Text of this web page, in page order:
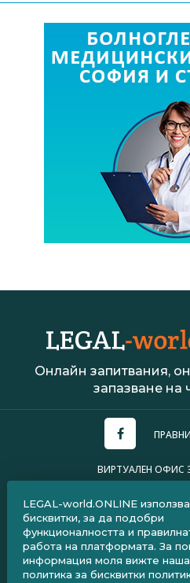
Онлайн запитвания,
запазване на
ВИРТУАЛЕН ОФИС
ПОЛИТИКА ЗА
ЧЗВ ЗА
ЧЗВ ЗА
LEGAL-world.ONLINE използва
бисквитки, за да подобри
функционалността и
работа на платформата. За
информация моля вижте
политика за бисквитки